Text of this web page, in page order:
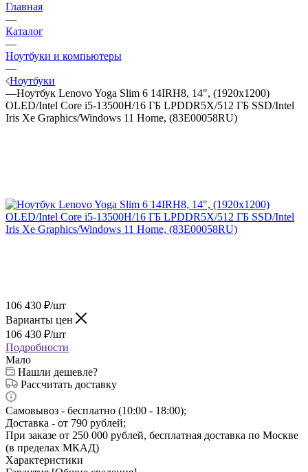
Главная
—
Каталог
—
Ноутбуки и компьютеры
—
Ноутбуки
—Ноутбук Lenovo Yoga Slim 6 14IRH8, 14", (1920x1200)
OLED/Intel Core i5-13500H/16 ГБ LPDDR5X/512 ГБ SSD/Intel
Iris Xe Graphics/Windows 11 Home, (83E00058RU)
106 430 ₽/шт
Варианты цен
106 430 ₽/шт
Подробности
Мало
Нашли дешевле?
Рассчитать доставку
Самовывоз - бесплатно (10:00 - 18:00);
Доставка - от 790 рублей;
При заказе от 250 000 рублей, бесплатная доставка по Москве
(в пределах МКАД)
Характеристики